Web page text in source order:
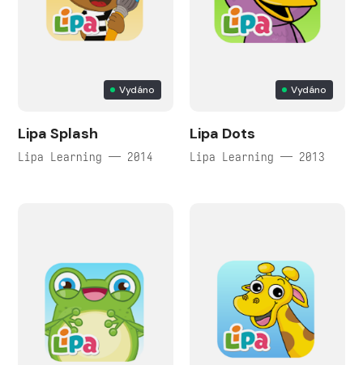
Vydáno
Lipa Splash
Lipa Learning — 2014
Vydáno
Lipa Dots
Lipa Learning — 2013